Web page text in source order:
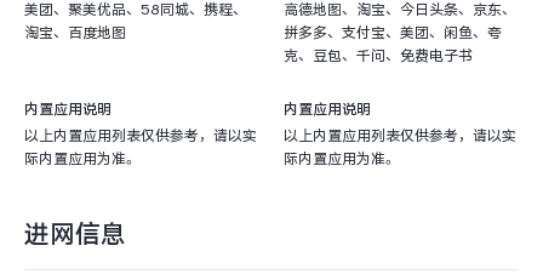
美团、聚美优品、58同城、携程、
淘宝、百度地图
高德地图、淘宝、今日头条、京东、
拼多多、支付宝、美团、闲鱼、夸
克、豆包、千问、免费电子书
内置应用说明
以上内置应用列表仅供参考，请以实
际内置应用为准。
内置应用说明
以上内置应用列表仅供参考，请以实
际内置应用为准。
进网信息